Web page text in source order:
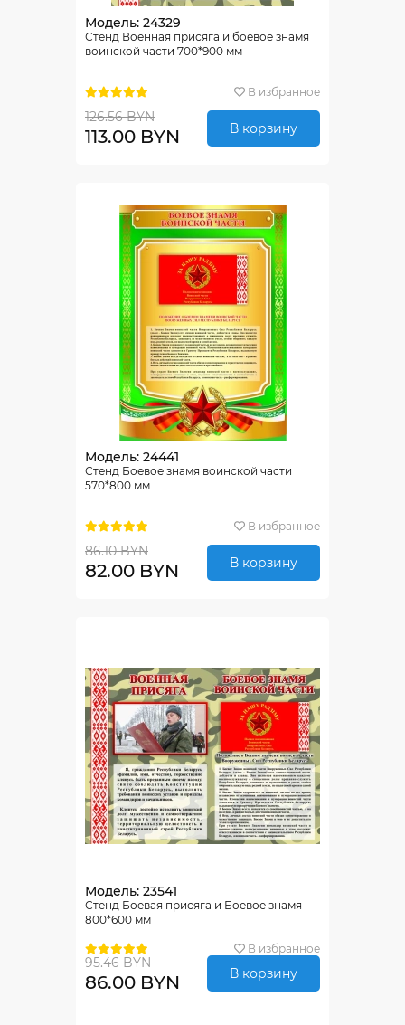
Модель: 24329
Стенд Военная присяга и боевое знамя
воинской части 700*900 мм
В избранное
126.56 BYN
113.00 BYN В корзину
Модель: 24441
Стенд Боевое знамя воинской части
570*800 мм
В избранное
86.10 BYN
82.00 BYN В корзину
Модель: 23541
Стенд Боевая присяга и Боевое знамя
800*600 мм
В избранное
95.46 BYN
86.00 BYN В корзину